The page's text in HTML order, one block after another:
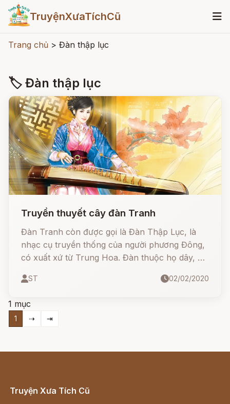
TruyệnXưaTíchCũ
Trang chủ > Đàn thập lục
🏷 Đàn thập lục
Truyền thuyết cây đàn Tranh
Đàn Tranh còn được gọi là Đàn Thập Lục, là
nhạc cụ truyền thống của người phương Đông,
có xuất xứ từ Trung Hoa. Đàn thuộc họ dây, chi
ST 02/02/2020
1 mục
1 ⇢ ⇥
Truyện Xưa Tích Cũ